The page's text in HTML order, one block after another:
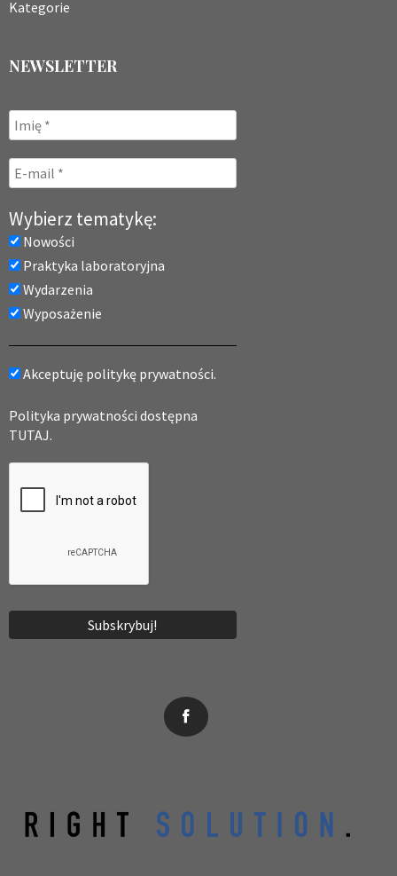
Kategorie
NEWSLETTER
Wybierz tematykę:
Nowości
Praktyka laboratoryjna
Wydarzenia
Wyposażenie
Akceptuję politykę prywatności.
Polityka prywatności dostępna
TUTAJ.